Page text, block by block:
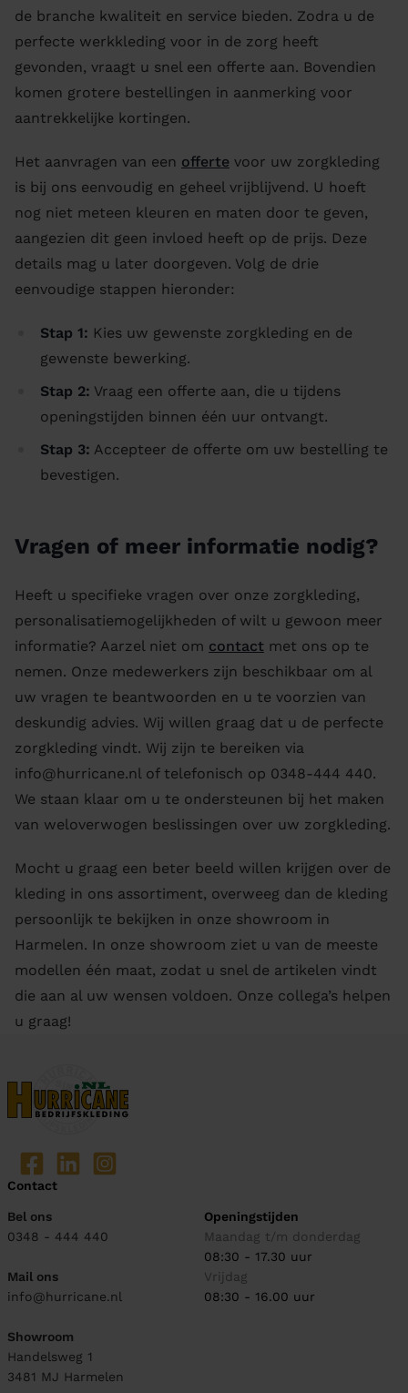
de branche kwaliteit en service bieden. Zodra u de
perfecte werkkleding voor in de zorg heeft
gevonden, vraagt u snel een offerte aan. Bovendien
komen grotere bestellingen in aanmerking voor
aantrekkelijke kortingen.
Het aanvragen van een offerte voor uw zorgkleding
is bij ons eenvoudig en geheel vrijblijvend. U hoeft
nog niet meteen kleuren en maten door te geven,
aangezien dit geen invloed heeft op de prijs. Deze
details mag u later doorgeven. Volg de drie
eenvoudige stappen hieronder:
Stap 1: Kies uw gewenste zorgkleding en de
gewenste bewerking.
Stap 2: Vraag een offerte aan, die u tijdens
openingstijden binnen één uur ontvangt.
Stap 3: Accepteer de offerte om uw bestelling te
bevestigen.
Vragen of meer informatie nodig?
Heeft u specifieke vragen over onze zorgkleding,
personalisatiemogelijkheden of wilt u gewoon meer
informatie? Aarzel niet om contact met ons op te
nemen. Onze medewerkers zijn beschikbaar om al
uw vragen te beantwoorden en u te voorzien van
deskundig advies. Wij willen graag dat u de perfecte
zorgkleding vindt. Wij zijn te bereiken via
info@hurricane.nl of telefonisch op 0348-444 440.
We staan klaar om u te ondersteunen bij het maken
van weloverwogen beslissingen over uw zorgkleding.
Mocht u graag een beter beeld willen krijgen over de
kleding in ons assortiment, overweeg dan de kleding
persoonlijk te bekijken in onze showroom in
Harmelen. In onze showroom ziet u van de meeste
modellen één maat, zodat u snel de artikelen vindt
die aan al uw wensen voldoen. Onze collega’s helpen
u graag!
Contact
Bel ons
0348 - 444 440
Mail ons
info@hurricane.nl
Showroom
Handelsweg 1
3481 MJ Harmelen
Openingstijden
Maandag t/m donderdag
08:30 - 17.30 uur
Vrijdag
08:30 - 16.00 uur